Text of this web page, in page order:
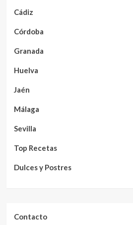
Cádiz
Córdoba
Granada
Huelva
Jaén
Málaga
Sevilla
Top Recetas
Dulces y Postres
Contacto